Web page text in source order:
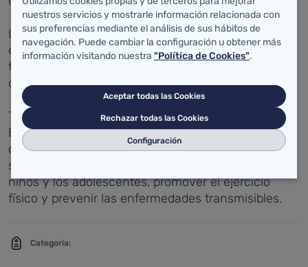
La Consejería de Sanidad y Servicios Sociales se
encargará de aportar el material informativo y
formativo, tanto a los alumnos como a los
docentes.
Tras la reunión, los responsables de Sanidad y
Educación han expresado su compromiso de
colaboración en estas actividades, a las que
seguirán otras dirigidas a evitar la obesidad en los
niños y los adolescentes, promover el ejercicio
físico y prevenir las enfermedades transmisibles.
Categoría:
nuestros servicios y mostrarle información relacionada con
sus preferencias mediante el análisis de sus hábitos de
navegación. Puede cambiar la configuración u obtener más
información visitando nuestra "Política de Cookies".
Aceptar todas las Cookies
Rechazar todas las Cookies
Configuración